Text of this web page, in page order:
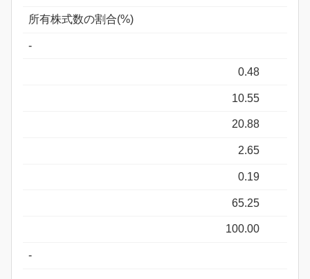
所有株式数の割合(%)
-
0.48
10.55
20.88
2.65
0.19
65.25
100.00
-